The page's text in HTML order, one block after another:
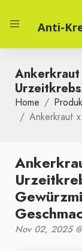
Anti-
Ankerkraut
Home
Ankerkraut
Nov 02, 2025